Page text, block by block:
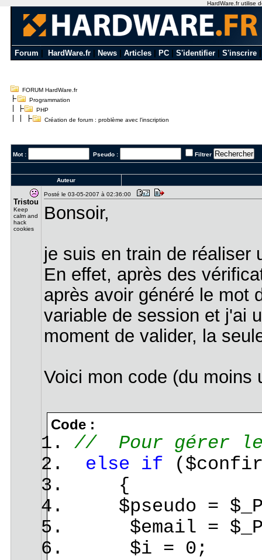
Forum HardWare.fr News Articles PC S'identifier S'inscrire
FORUM HardWare.fr
Programmation
PHP
Création de forum : problème avec l'inscription
Mot : Pseudo : Filtrer
Auteur
Tristou
Keep
calm and
hack
cookies
Posté le 03-05-2007 à 02:36:00
Bonsoir,
je suis en train de réaliser
En effet, après des
après avoir généré le mot
variable de session et j'ai
moment de valider, la
Voici mon code (du moins
Code :
// Pour gérer le
else
if
{
$pseudo =
$email =
$i = 0;
HardWare.fr utilise